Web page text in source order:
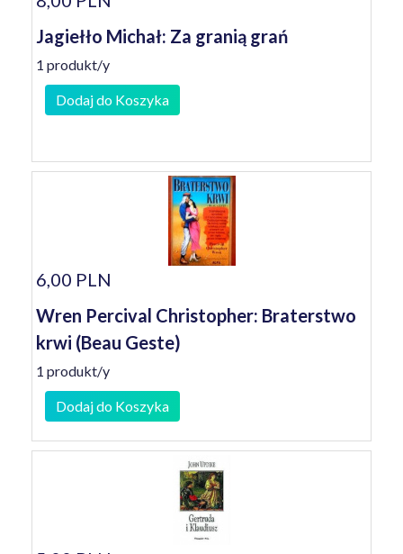
Jagiełło Michał: Za granią grań
1 produkt/y
Dodaj do Koszyka
6,00 PLN
Wren Percival Christopher: Braterstwo
krwi (Beau Geste)
1 produkt/y
Dodaj do Koszyka